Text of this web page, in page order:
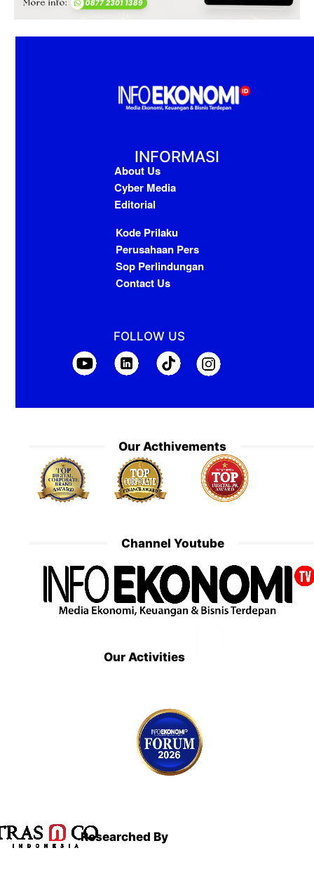
INFORMASI
About Us
Cyber Media
Editorial
Kode Prilaku
Perusahaan Pers
Sop Perlindungan
Contact Us
FOLLOW US
Our Acthivements
Channel Youtube
Our Activities
Researched By